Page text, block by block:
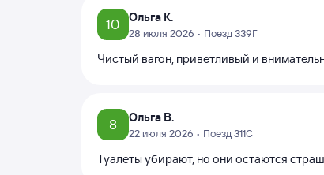
10 Ольга К.
28 июля 2026 • Поезд 339Г
Чистый вагон, приветливый и
8 Ольга В.
22 июля 2026 • Поезд 311С
Туалеты убирают, но они остаются